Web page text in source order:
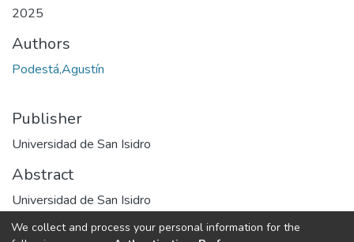
2025
Authors
Podestá,Agustín
Publisher
Universidad de San Isidro
Abstract
Universidad de San Isidro
URI
We collect and process your personal information for the